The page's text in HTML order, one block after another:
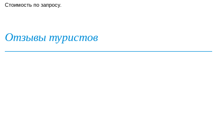
Стоимость по запросу.
Отзывы туристов